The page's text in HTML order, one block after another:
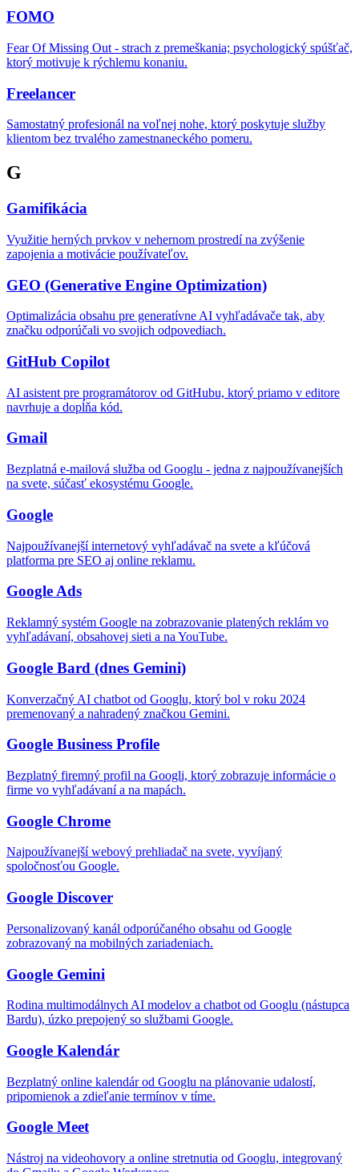
FOMO
Fear Of Missing Out - strach z premeškania; psychologický spúšťač,
ktorý motivuje k rýchlemu konaniu.
Freelancer
Samostatný profesionál na voľnej nohe, ktorý poskytuje služby
klientom bez trvalého zamestnaneckého pomeru.
G
Gamifikácia
Využitie herných prvkov v nehernom prostredí na zvýšenie
zapojenia a motivácie používateľov.
GEO (Generative Engine Optimization)
Optimalizácia obsahu pre generatívne AI vyhľadávače tak, aby
značku odporúčali vo svojich odpovediach.
GitHub Copilot
AI asistent pre programátorov od GitHubu, ktorý priamo v editore
navrhuje a dopĺňa kód.
Gmail
Bezplatná e-mailová služba od Googlu - jedna z najpoužívanejších
na svete, súčasť ekosystému Google.
Google
Najpoužívanejší internetový vyhľadávač na svete a kľúčová
platforma pre SEO aj online reklamu.
Google Ads
Reklamný systém Google na zobrazovanie platených reklám vo
vyhľadávaní, obsahovej sieti a na YouTube.
Google Bard (dnes Gemini)
Konverzačný AI chatbot od Googlu, ktorý bol v roku 2024
premenovaný a nahradený značkou Gemini.
Google Business Profile
Bezplatný firemný profil na Googli, ktorý zobrazuje informácie o
firme vo vyhľadávaní a na mapách.
Google Chrome
Najpoužívanejší webový prehliadač na svete, vyvíjaný
spoločnosťou Google.
Google Discover
Personalizovaný kanál odporúčaného obsahu od Google
zobrazovaný na mobilných zariadeniach.
Google Gemini
Rodina multimodálnych AI modelov a chatbot od Googlu (nástupca
Bardu), úzko prepojený so službami Google.
Google Kalendár
Bezplatný online kalendár od Googlu na plánovanie udalostí,
pripomienok a zdieľanie termínov v tíme.
Google Meet
Nástroj na videohovory a online stretnutia od Googlu, integrovaný